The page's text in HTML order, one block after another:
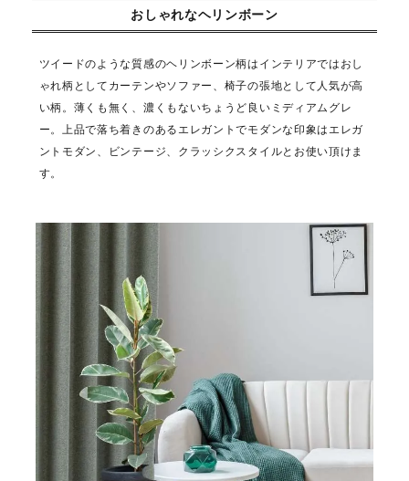
おしゃれなヘリンボーン
ツイードのような質感のヘリンボーン柄はインテリアではおし
ゃれ柄としてカーテンやソファー、椅子の張地として人気が高
い柄。薄くも無く、濃くもないちょうど良いミディアムグレ
ー。上品で落ち着きのあるエレガントでモダンな印象はエレガ
ントモダン、ビンテージ、クラッシクスタイルとお使い頂けま
す。